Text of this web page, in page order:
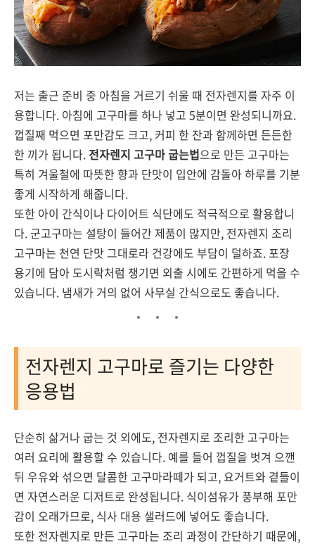
저는 출근 준비 중 아침을 거르기 쉬울 때 전자렌지를 자주 이
용합니다. 아침에 고구마를 하나 넣고 5분이면 완성되니까요.
껍질째 먹으면 포만감도 크고, 커피 한 잔과 함께하면 든든한
한 끼가 됩니다. 전자렌지 고구마 굽는법으로 만든 고구마는
특히 겨울철에 따뜻한 향과 단맛이 입안에 감돌아 하루를 기분
좋게 시작하게 해줍니다.
또한 아이 간식이나 다이어트 식단에도 적극적으로 활용합니
다. 군고구마는 설탕이 들어간 제품이 많지만, 전자렌지 조리
고구마는 천연 단맛 그대로라 건강에도 부담이 덜하죠. 포장
용기에 담아 도시락처럼 챙기면 외출 시에도 간편하게 먹을 수
있습니다. 냄새가 거의 없어 사무실 간식으로도 좋습니다.
전자렌지 고구마로 즐기는 다양한
응용법
단순히 삶거나 굽는 것 외에도, 전자렌지로 조리한 고구마는
여러 요리에 활용할 수 있습니다. 예를 들어 껍질을 벗겨 으깬
뒤 우유와 섞으면 달콤한 고구마라떼가 되고, 요거트와 곁들이
면 자연스러운 디저트로 완성됩니다. 식이섬유가 풍부해 포만
감이 오래가므로, 식사 대용 샐러드에 넣어도 좋습니다.
또한 전자렌지로 만든 고구마는 조리 과정이 간단하기 때문에,